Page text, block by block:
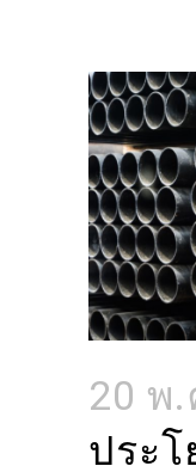
20 พ.
ประ